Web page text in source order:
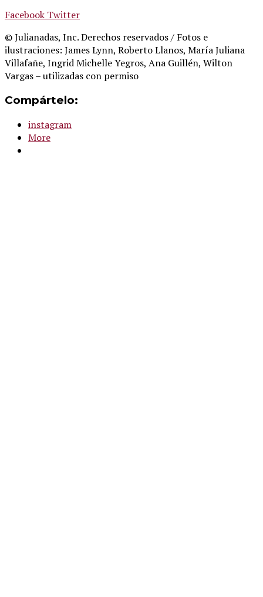
Facebook Twitter
© Julianadas, Inc. Derechos reservados / Fotos e
ilustraciones: James Lynn, Roberto Llanos, María Juliana
Villafañe, Ingrid Michelle Yegros, Ana Guillén, Wilton
Vargas – utilizadas con permiso
Compártelo:
instagram
More